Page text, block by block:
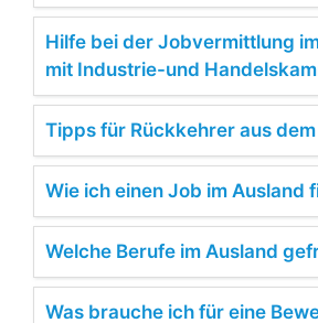
Hilfe bei der Jobvermittlung
mit Industrie-und
Tipps für Rückkehrer aus
Wie ich einen Job im Ausland
Welche Berufe im Ausland
Was brauche ich für eine